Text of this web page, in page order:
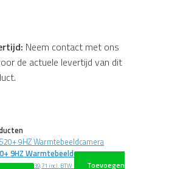
Neem contact met ons
de actuele levertijd van dit
9HZ Warmtebeeldcamera
BTW€2.239,71 incl. BTW
Toevoegen